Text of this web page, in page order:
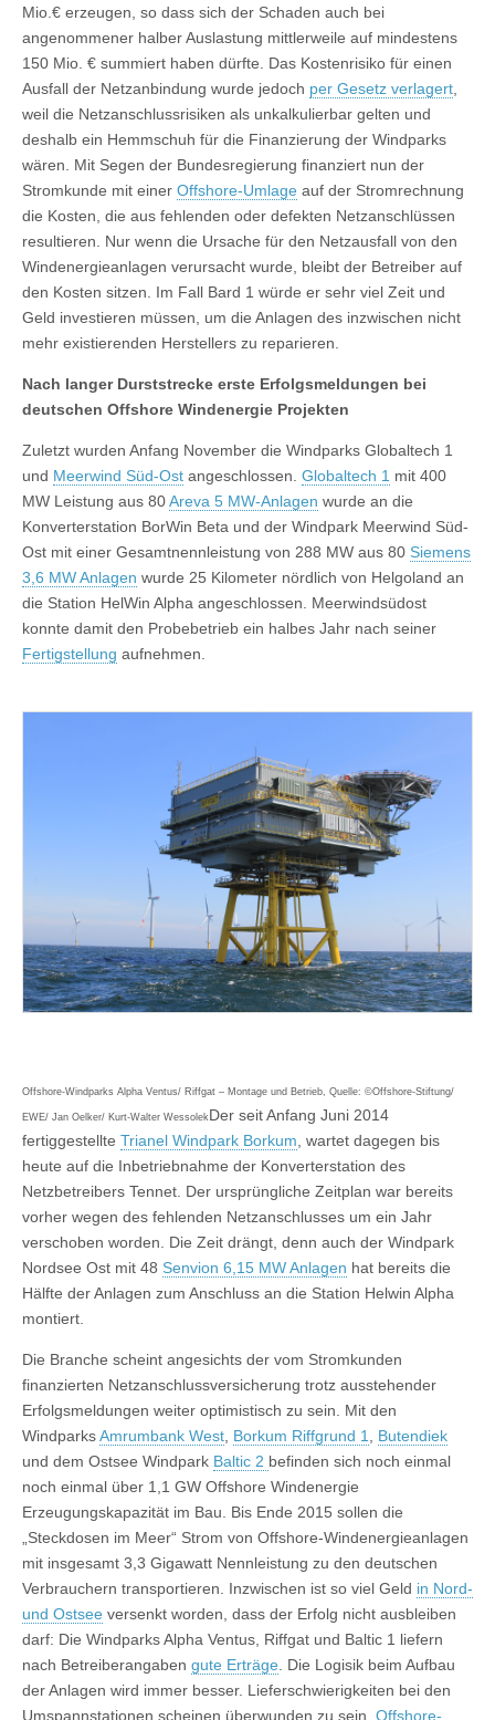
Mio.€ erzeugen, so dass sich der Schaden auch bei
angenommener halber Auslastung mittlerweile auf mindestens
150 Mio. € summiert haben dürfte. Das Kostenrisiko für einen
Ausfall der Netzanbindung wurde jedoch per Gesetz verlagert,
weil die Netzanschlussrisiken als unkalkulierbar gelten und
deshalb ein Hemmschuh für die Finanzierung der Windparks
wären. Mit Segen der Bundesregierung finanziert nun der
Stromkunde mit einer Offshore-Umlage auf der Stromrechnung
die Kosten, die aus fehlenden oder defekten Netzanschlüssen
resultieren. Nur wenn die Ursache für den Netzausfall von den
Windenergieanlagen verursacht wurde, bleibt der Betreiber auf
den Kosten sitzen. Im Fall Bard 1 würde er sehr viel Zeit und
Geld investieren müssen, um die Anlagen des inzwischen nicht
mehr existierenden Herstellers zu reparieren.
Nach langer Durststrecke erste Erfolgsmeldungen bei
deutschen Offshore Windenergie Projekten
Zuletzt wurden Anfang November die Windparks Globaltech 1
und Meerwind Süd-Ost angeschlossen. Globaltech 1 mit 400
MW Leistung aus 80Areva 5 MW-Anlagen wurde an die
Konverterstation BorWin Beta und der Windpark Meerwind Süd-
Ost mit einer Gesamtnennleistung von 288 MW aus 80 Siemens
3,6 MW Anlagen wurde 25 Kilometer nördlich von Helgoland an
die Station HelWin Alpha angeschlossen. Meerwindsüdost
konnte damit den Probebetrieb ein halbes Jahr nach seiner
Fertigstellung aufnehmen.
Offshore-Windparks Alpha Ventus/ Riffgat – Montage und Betrieb, Quelle: ©Offshore-Stiftung/
EWE/ Jan Oelker/ Kurt-Walter Wessolek Der seit Anfang Juni 2014
fertiggestellte Trianel Windpark Borkum , wartet dagegen bis
heute auf die Inbetriebnahme der Konverterstation des
Netzbetreibers Tennet. Der ursprüngliche Zeitplan war bereits
vorher wegen des fehlenden Netzanschlusses um ein Jahr
verschoben worden. Die Zeit drängt, denn auch der Windpark
Nordsee Ost mit 48 Senvion 6,15 MW Anlagen hat bereits die
Hälfte der Anlagen zum Anschluss an die Station Helwin Alpha
montiert.
Die Branche scheint angesichts der vom Stromkunden
finanzierten Netzanschlussversicherung trotz ausstehender
Erfolgsmeldungen weiter optimistisch zu sein. Mit den
WindparksAmrumbank West Borkum Riffgrund 1
Butendiek
und dem Ostsee Windpark Baltic 2 befinden sich noch einmal
noch einmal über 1,1 GW Offshore Windenergie
Erzeugungskapazität im Bau. Bis Ende 2015 sollen die
„Steckdosen im Meer“ Strom von Offshore-Windenergieanlagen
mit insgesamt 3,3 Gigawatt Nennleistung zu den deutschen
Verbrauchern transportieren. Inzwischen ist so viel Geld in Nord-
und Ostsee versenkt worden, dass der Erfolg nicht ausbleiben
darf: Die Windparks Alpha Ventus, Riffgat und Baltic 1 liefern
nach Betreiberangaben gute Erträge . Die Logisik beim Aufbau
der Anlagen wird immer besser. Lieferschwierigkeiten bei den
Umspannstationen scheinen überwunden zu sein. Offshore-